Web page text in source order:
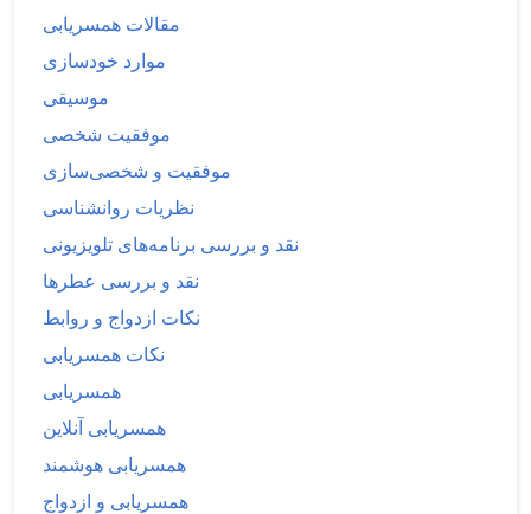
مقالات همسریابی
موارد خودسازی
موسیقی
موفقیت شخصی
موفقیت و شخصی‌سازی
نظریات روانشناسی
نقد و بررسی برنامه‌های تلویزیونی
نقد و بررسی عطرها
نکات ازدواج و روابط
نکات همسریابی
همسریابی
همسریابی آنلاین
همسریابی هوشمند
همسریابی و ازدواج